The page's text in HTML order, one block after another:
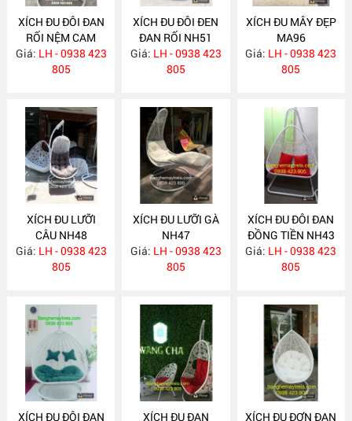
XÍCH ĐU ĐÔI ĐAN
RỐI NỆM CAM
ĐẤT NH73
Giá: LH - 0938 423
805
XÍCH ĐU ĐÔI ĐEN
ĐAN RỐI NH51
Giá: LH - 0938 423
805
XÍCH ĐU MÂY ĐẸP
MA96
Giá: LH - 0938 423
805
XÍCH ĐU LƯỠI
CÂU NH48
Giá: LH - 0938 423
805
XÍCH ĐU LƯỠI GÀ
NH47
Giá: LH - 0938 423
805
XÍCH ĐU ĐÔI ĐAN
ĐỒNG TIỀN NH43
Giá: LH - 0938 423
805
XÍCH ĐU ĐÔI ĐAN
XÍCH ĐU ĐAN
XÍCH ĐU ĐƠN ĐAN